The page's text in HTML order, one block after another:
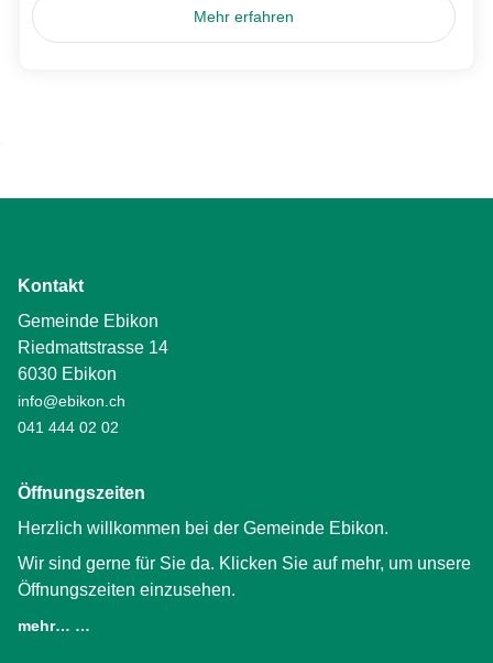
Mehr erfahren
Kontakt
Gemeinde Ebikon
Riedmattstrasse 14
6030 Ebikon
info@ebikon.ch
041 444 02 02
Öffnungszeiten
Herzlich willkommen bei der Gemeinde Ebikon.
Wir sind gerne für Sie da. Klicken Sie auf mehr, um unsere
Öffnungszeiten einzusehen.
mehr… …